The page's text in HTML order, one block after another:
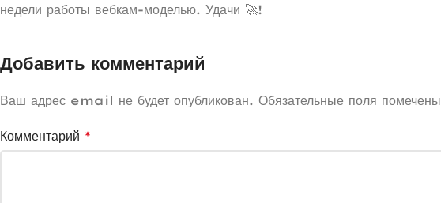
недели работы вебкам-моделью. Удачи 🚀!
Добавить комментарий
Ваш адрес email не будет опубликован. Обязательные поля помечены
Комментарий *